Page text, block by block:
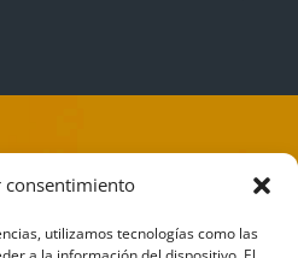
consentimiento
utilizamos tecnologías como las